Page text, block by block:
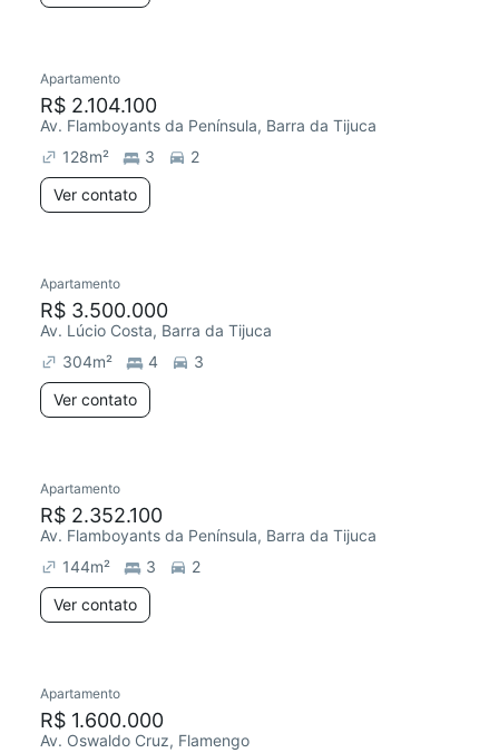
Apartamento
R$ 2.104.100
Av. Flamboyants da Península, Barra da Tijuca
128m² 3
2
Ver contato
Redecorar
Apartamento
R$ 3.500.000
Av. Lúcio Costa, Barra da Tijuca
304m² 4
3
Ver contato
Apartamento
R$ 2.352.100
Av. Flamboyants da Península, Barra da Tijuca
144m² 3
2
Ver contato
Redecorar
Apartamento
R$ 1.600.000
Av. Oswaldo Cruz, Flamengo